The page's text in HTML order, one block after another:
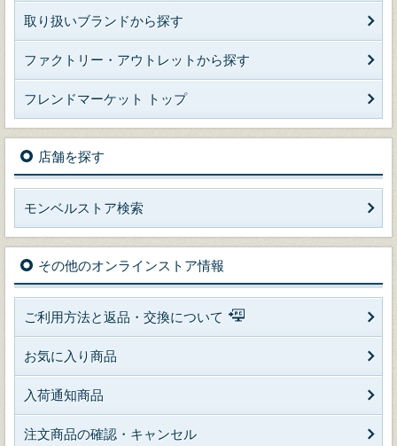
取り扱いブランドから探す
ファクトリー・アウトレットから探す
フレンドマーケット トップ
店舗を探す
モンベルストア検索
その他のオンラインストア情報
ご利用方法と返品・交換について
お気に入り商品
入荷通知商品
注文商品の確認・キャンセル